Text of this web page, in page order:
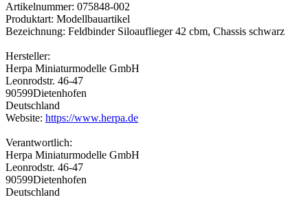
Artikelnummer: 075848-002
Produktart: Modellbauartikel
Bezeichnung: Feldbinder Siloauflieger 42 cbm, Chassis schwarz
Hersteller:
Herpa Miniaturmodelle GmbH
Leonrodstr. 46-47
90599Dietenhofen
Deutschland
Website: https://www.herpa.de
Verantwortlich:
Herpa Miniaturmodelle GmbH
Leonrodstr. 46-47
90599Dietenhofen
Deutschland